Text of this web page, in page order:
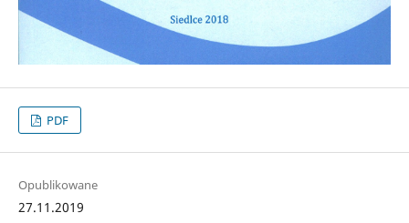
PDF
Opublikowane
27.11.2019